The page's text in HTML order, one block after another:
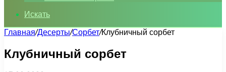
Искать
Главная/Десерты/Сорбет/Клубничный сорбет
Клубничный сорбет